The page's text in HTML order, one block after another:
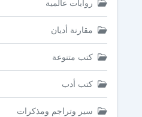
روايات عالمية
مقارنة أديان
كتب متنوعة
كتب أدب
سير وتراجم ومذكرات